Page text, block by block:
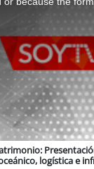
logística e